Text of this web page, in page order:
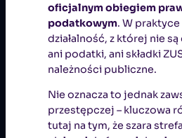
oficjalnym obiegiem
podatkowym. W
działalność, z której nie
ani podatki, ani składki
należności publiczne.
Nie oznacza to jednak
przestępczej – kluczowa
tutaj na tym, że szara strefa